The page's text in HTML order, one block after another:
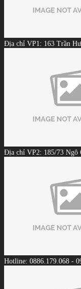
Địa chỉ VP1: 163 Trần
Địa chỉ VP2: 185/73 Ngô
Hotline: 0886.179.068 -